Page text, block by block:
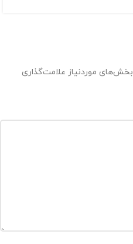
بخش‌های موردنیاز علامت‌گذاری